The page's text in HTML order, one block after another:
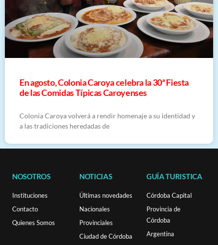
En agosto, Colonia Caroya celebra la 30ª Fiesta
de las Comidas Típicas Caroyenses
Colonia Caroya volverá a rendir homenaje a su identidad y
a las tradiciones heredadas de
NOSOTROS
Instituciones
Contacto
Quienes Somos
NOTICIAS
Últimas novedades
Nacionales
Provinciales
Ciudad de Córdoba
GUÍA TURISTICA
Córdoba Capital
Provincia de
Córdoba
Argentina